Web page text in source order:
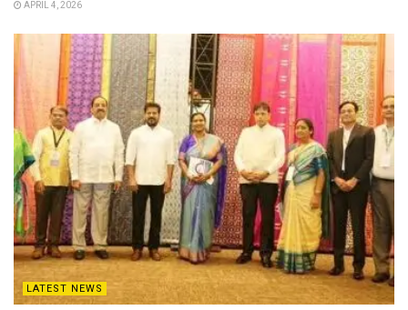
APRIL 4, 2026
LATEST NEWS